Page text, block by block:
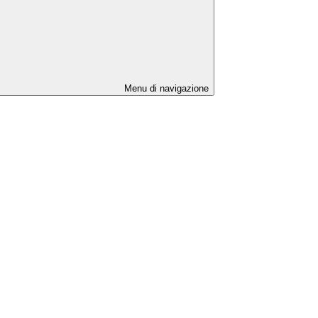
Menu di navigazione